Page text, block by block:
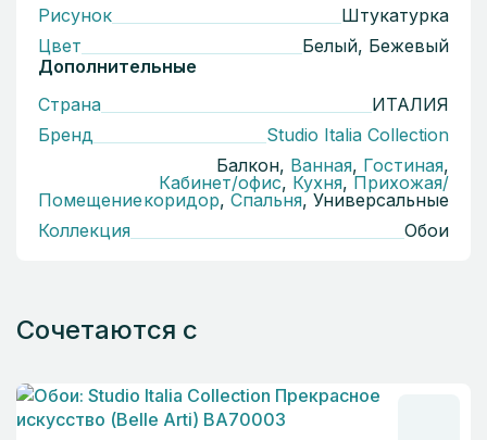
Рисунок
Штукатурка
Цвет
Белый, Бежевый
Дополнительные
Страна
ИТАЛИЯ
Бренд
Studio Italia Collection
Помещение
Балкон, Ванная, Гостиная,
Кабинет/офис, Кухня, Прихожая/
коридор, Спальня, Универсальные
Коллекция
Обои
Сочетаются с